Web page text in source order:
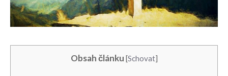
Obsah článku [Schovat]